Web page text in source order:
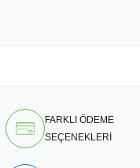
FARKLI ÖDEME
SEÇENEKLERİ